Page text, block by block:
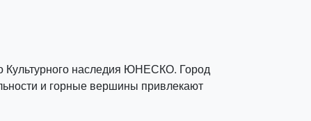
Культурного наследия ЮНЕСКО. Город
и горные вершины привлекают